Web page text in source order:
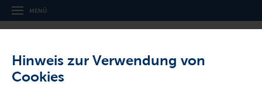
Hinweis zur Verwendung von
Cookies
MENÜ